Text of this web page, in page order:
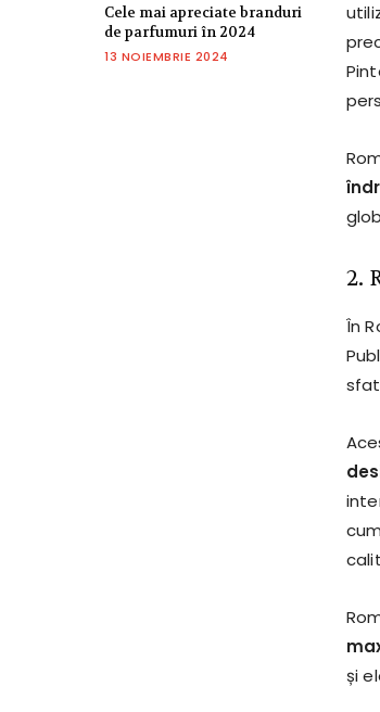
Cele mai apreciate branduri
de parfumuri în 2024
13 NOIEMBRIE 2024
2.
În
și